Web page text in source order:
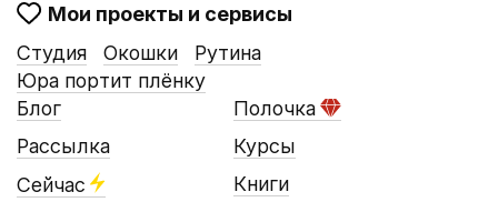
Мои проекты и сервисы
Студия
Окошки
Юра портит плёнку
Рутина
Блог
Рассылка
Сейчас
Полочка
Курсы
Книги